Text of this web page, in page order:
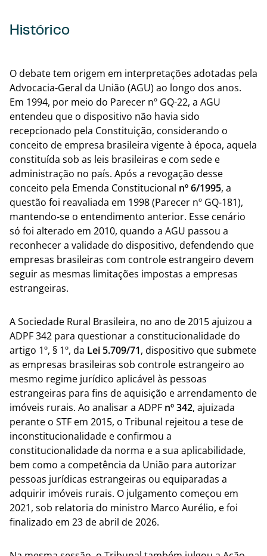
Histórico
O debate tem origem em interpretações adotadas pela
Advocacia-Geral da União (AGU) ao longo dos anos.
Em 1994, por meio do Parecer nº GQ-22, a AGU
entendeu que o dispositivo não havia sido
recepcionado pela Constituição, considerando o
conceito de empresa brasileira vigente à época, aquela
constituída sob as leis brasileiras e com sede e
administração no país. Após a revogação desse
conceito pela Emenda Constitucional nº 6/1995, a
questão foi reavaliada em 1998 (Parecer nº GQ-181),
mantendo-se o entendimento anterior. Esse cenário
só foi alterado em 2010, quando a AGU passou a
reconhecer a validade do dispositivo, defendendo que
empresas brasileiras com controle estrangeiro devem
seguir as mesmas limitações impostas a empresas
estrangeiras.
A Sociedade Rural Brasileira, no ano de 2015 ajuizou a
ADPF 342 para questionar a constitucionalidade do
artigo 1º, § 1º, da Lei 5.709/71, dispositivo que submete
as empresas brasileiras sob controle estrangeiro ao
mesmo regime jurídico aplicável às pessoas
estrangeiras para fins de aquisição e arrendamento de
imóveis rurais. Ao analisar a ADPF nº 342, ajuizada
perante o STF em 2015, o Tribunal rejeitou a tese de
inconstitucionalidade e confirmou a
constitucionalidade da norma e a sua aplicabilidade,
bem como a competência da União para autorizar
pessoas jurídicas estrangeiras ou equiparadas a
adquirir imóveis rurais. O julgamento começou em
2021, sob relatoria do ministro Marco Aurélio, e foi
finalizado em 23 de abril de 2026.